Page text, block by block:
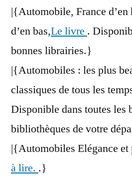
|{Automobile, France d’en
d’en bas,Le livre .
bonnes librairies.}
|{Automobiles : les plus
classiques de tous les
Disponible dans toutes les
bibliothèques de votre
|{Automobiles Elégance et
à lire. .}